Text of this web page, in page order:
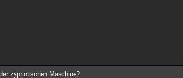
zypriotischen Maschine?